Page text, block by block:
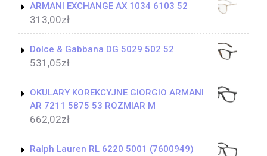
ARMANI EXCHANGE AX 1034 6103 52
313,00zł
Dolce & Gabbana DG 5029 502 52
531,05zł
OKULARY KOREKCYJNE GIORGIO ARMANI
AR 7211 5875 53 ROZMIAR M
662,02zł
Ralph Lauren RL 6220 5001 (7600949)